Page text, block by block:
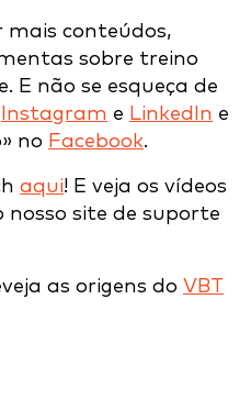
mais conteúdos,
sobre treino
E não se esqueça de
Instagram e LinkedIn e
no Facebook.
aqui! E veja os vídeos
nosso site de suporte
as origens do VBT